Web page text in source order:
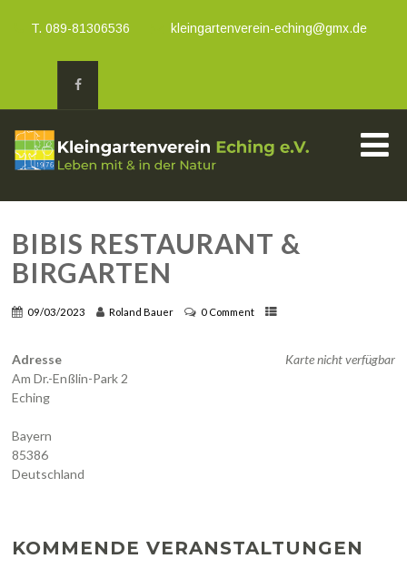
T. 089-81306536 kleingartenverein-eching@gmx.de
BIBIS RESTAURANT &
BIRGARTEN
09/03/2023 Roland Bauer 0 Comment
Karte nicht verfügbar
Adresse
Am Dr.-Enßlin-Park 2
Eching
Bayern
85386
Deutschland
KOMMENDE VERANSTALTUNGEN